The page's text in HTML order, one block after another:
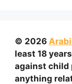
© 2026
least 18
against child
anything